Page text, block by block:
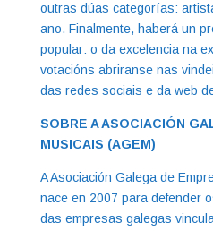
outras dúas categorías:
ano. Finalmente, haberá un
popular: o da excelencia na
votacións abriranse nas
das redes sociais e da web
SOBRE A ASOCIACIÓN
MUSICAIS (AGEM)
A Asociación Galega de
nace en 2007 para defender
das empresas galegas